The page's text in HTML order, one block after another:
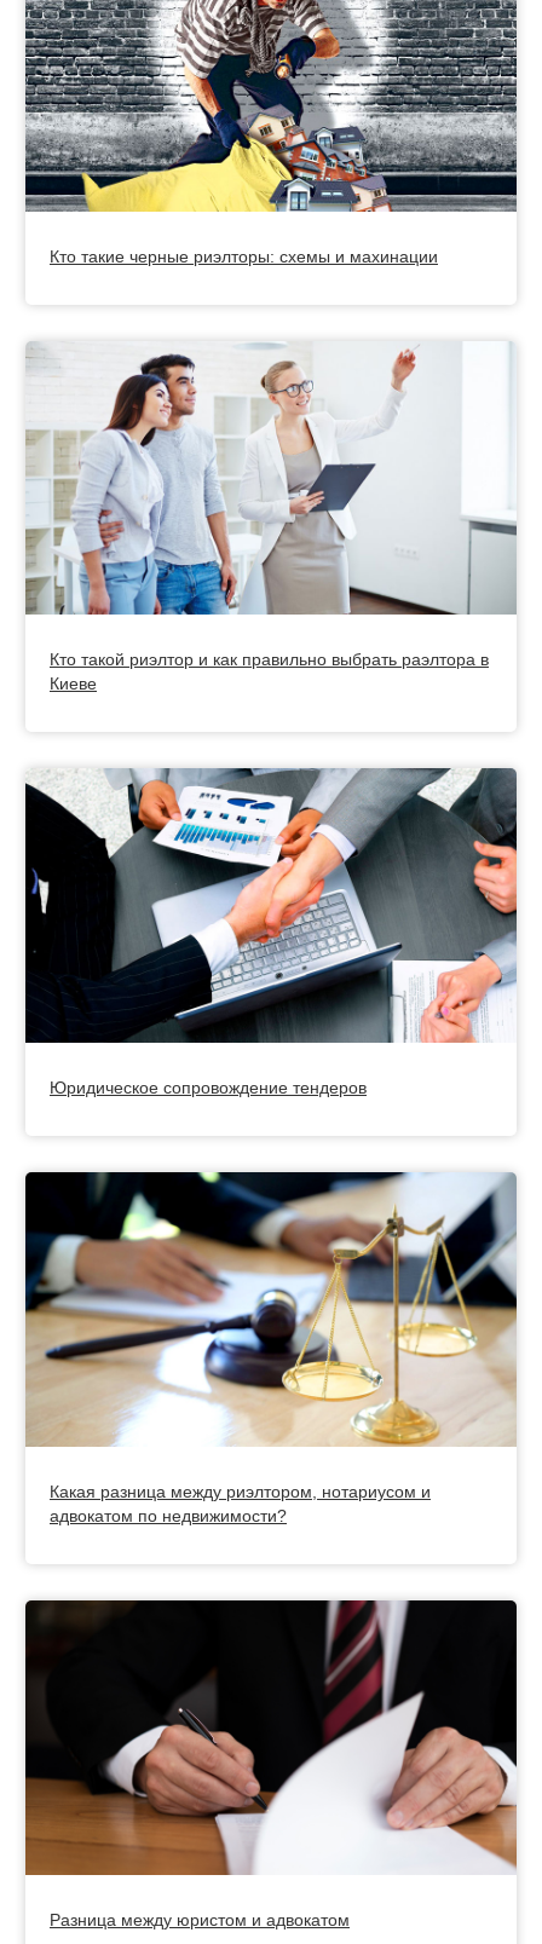
Кто такие черные риэлторы: схемы и махинации
Кто такой риэлтор и как правильно выбрать раэлтора в
Киеве
Юридическое сопровождение тендеров
Какая разница между риэлтором, нотариусом и
адвокатом по недвижимости?
Разница между юристом и адвокатом